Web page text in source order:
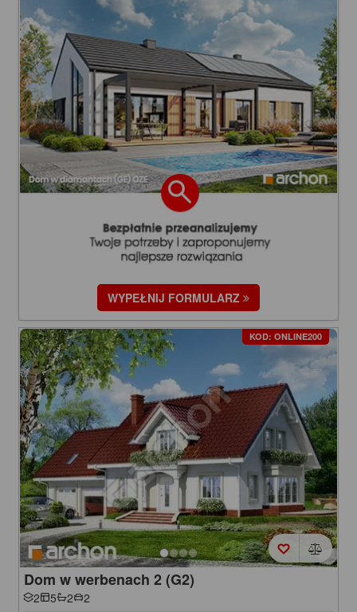
WYPEŁNIJ FORMULARZ
KOD: ONLINE200
Dom w werbenach 2 (G2)
2 5 2 2